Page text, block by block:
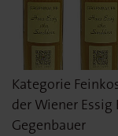
Kategorie
der Wiener Essig
Gegenbauer